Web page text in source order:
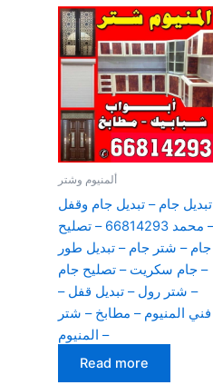
ألمنيوم وشتر
تبديل جام – تبديل جام وقفل
– محمد 66814293 – تصليح
جام – شتر جام – تبديل طور
– جام سكريت – تصليح جام
– شتر رول – تبديل قفل –
فني المنيوم – مطابخ – شتر
– المنيوم
Read more